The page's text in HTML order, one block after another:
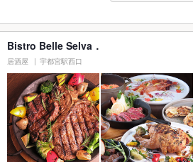
Bistro Belle Selva．
居酒屋 宇都宮駅西口